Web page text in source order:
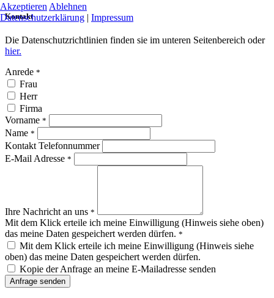
Kontakt
Die Datenschutzrichtlinien finden sie im unteren Seitenbereich oder
hier.
Anrede *
Frau
Herr
Firma
Vorname *
Name *
Kontakt Telefonnummer
E-Mail Adresse *
Ihre Nachricht an uns *
Mit dem Klick erteile ich meine Einwilligung (Hinweis siehe oben)
das meine Daten gespeichert werden dürfen. *
Mit dem Klick erteile ich meine Einwilligung (Hinweis siehe
oben) das meine Daten gespeichert werden dürfen.
Kopie der Anfrage an meine E-Mailadresse senden
Anfrage senden
Akzeptieren Ablehnen
Datenschutzerklärung | Impressum